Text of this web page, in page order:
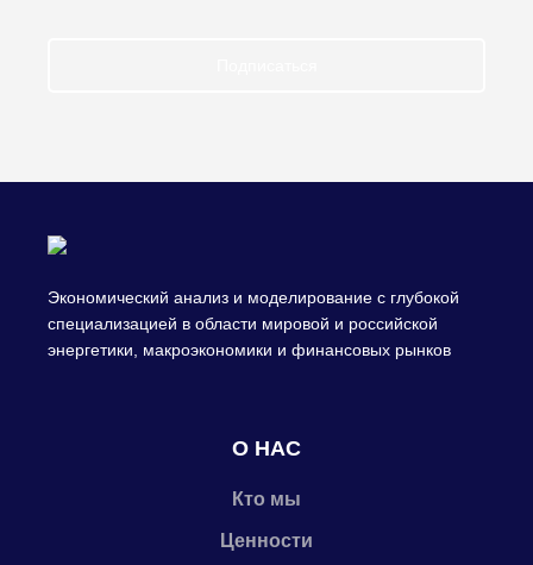
Экономический анализ и моделирование с глубокой
специализацией в области мировой и российской
энергетики, макроэкономики и финансовых рынков
О НАС
Кто мы
Ценности